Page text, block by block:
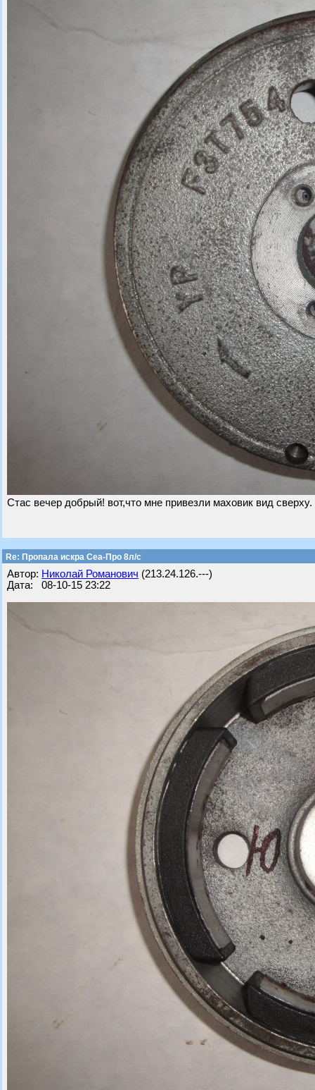
Стас вечер добрый! вот,что мне привезли маховик вид сверху.
Re: Пропала искра Сеа-Про 8л/с
Автор: Николай Романович (213.24.126.---)
Дата: 08-10-15 23:22